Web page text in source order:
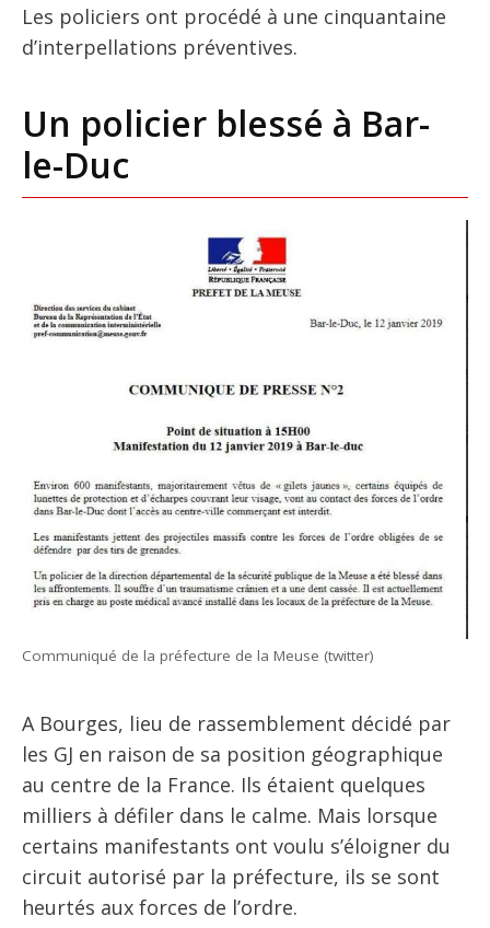
Les policiers ont procédé à une cinquantaine
d’interpellations préventives.
Un policier blessé à Bar-
le-Duc
Communiqué de la préfecture de la Meuse (twitter)
A Bourges, lieu de rassemblement décidé par
les GJ en raison de sa position géographique
au centre de la France. Ils étaient quelques
milliers à défiler dans le calme. Mais lorsque
certains manifestants ont voulu s’éloigner du
circuit autorisé par la préfecture, ils se sont
heurtés aux forces de l’ordre.